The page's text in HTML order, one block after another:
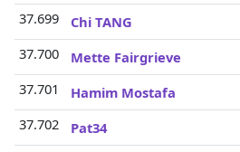
37.699
Chi TANG
37.700
Mette Fairgrieve
37.701
Hamim Mostafa
37.702
Pat34